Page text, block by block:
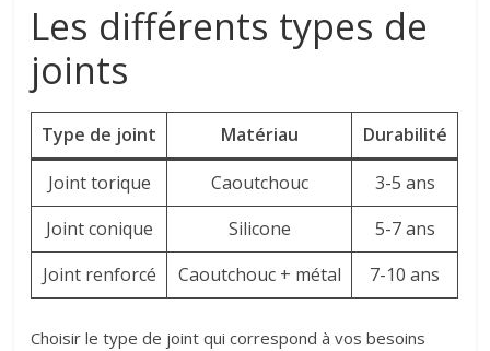
Les différents types de
joints
Type de joint Matériau
Durabilité
Joint torique
Caoutchouc
3-5 ans
Joint conique
Silicone
5-7 ans
Joint renforcé
Caoutchouc + métal 7-10 ans
Choisir le type de joint qui correspond à vos besoins